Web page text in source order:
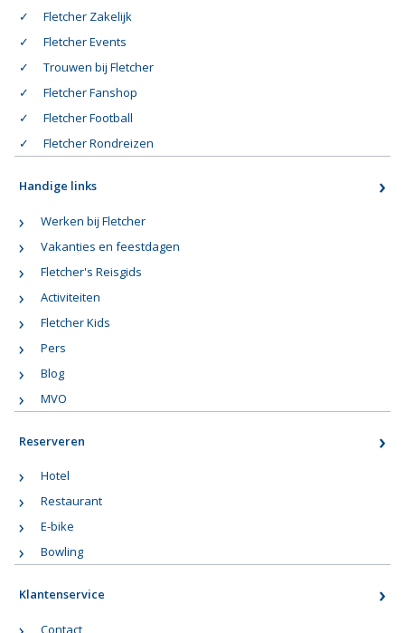
Fletcher Zakelijk
Fletcher Events
Trouwen bij Fletcher
Fletcher Fanshop
Fletcher Football
Fletcher Rondreizen
Handige links
Werken bij Fletcher
Vakanties en feestdagen
Fletcher's Reisgids
Activiteiten
Fletcher Kids
Pers
Blog
MVO
Reserveren
Hotel
Restaurant
E-bike
Bowling
Klantenservice
Contact